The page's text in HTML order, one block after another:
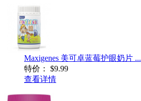
Maxigenes 美可卓蓝莓护眼奶片 ...
特价：
$9.99
查看详情